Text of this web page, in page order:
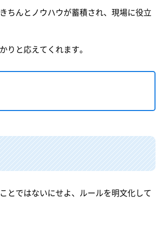
ちんとノウハウが蓄積され、現場に役立
りと応えてくれます。
とではないにせよ、ルールを明文化して